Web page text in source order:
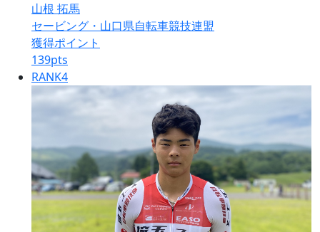
山根 拓馬
セービング・山口県自転車競技連盟
獲得ポイント
139pts
RANK4